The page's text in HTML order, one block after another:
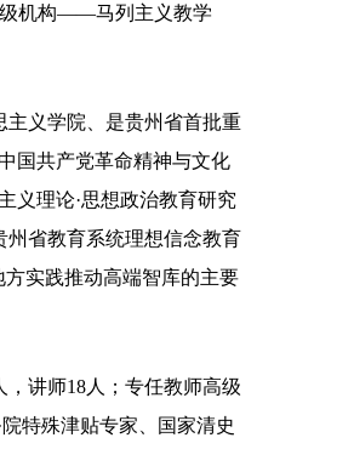
级机构——马列主义教学
主义学院、是贵州省首批重
国共产党革命精神与文化
义理论·思想政治教育研究
省教育系统理想信念教育
实践推动高端智库的主要
，讲师18人；专任教师高级
特殊津贴专家、国家清史